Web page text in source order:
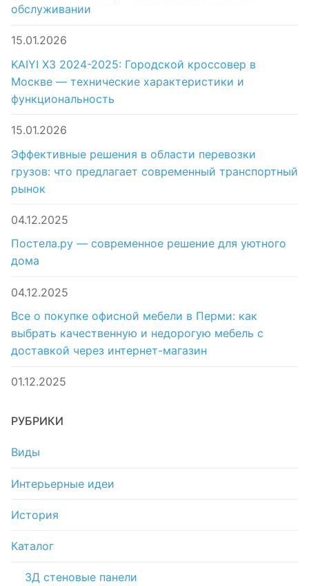
обслуживании
15.01.2026
KAIYI X3 2024-2025: Городской кроссовер в
Москве — технические характеристики и
функциональность
15.01.2026
Эффективные решения в области перевозки
грузов: что предлагает современный транспортный
рынок
04.12.2025
Постела.ру — современное решение для уютного
дома
04.12.2025
Все о покупке офисной мебели в Перми: как
выбрать качественную и недорогую мебель с
доставкой через интернет-магазин
01.12.2025
РУБРИКИ
Виды
Интерьерные идеи
История
Каталог
3Д стеновые панели